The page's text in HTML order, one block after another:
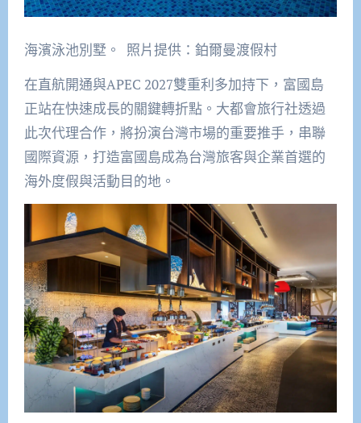
海濱泳池別墅。 照片提供：鉑爾曼渡假村
在直航開通與APEC 2027雙重利多加持下，富國島
正站在快速成長的關鍵轉折點。大都會旅行社透過
此次代理合作，將扮演台灣市場的重要推手，串聯
國際資源，打造富國島成為台灣旅客與企業首選的
海外度假與活動目的地。